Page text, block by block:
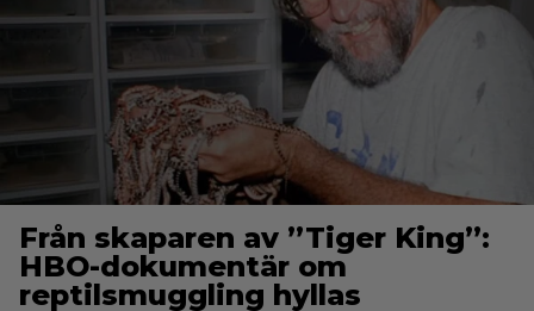
Från skaparen av ”Tiger King”:
HBO-dokumentär om
reptilsmuggling hyllas